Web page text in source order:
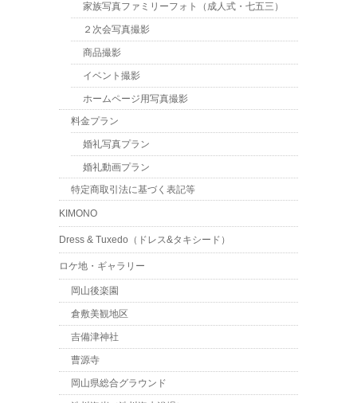
家族写真ファミリーフォト（成人式・七五三）
２次会写真撮影
商品撮影
イベント撮影
ホームページ用写真撮影
料金プラン
婚礼写真プラン
婚礼動画プラン
特定商取引法に基づく表記等
KIMONO
Dress & Tuxedo（ドレス&タキシード）
ロケ地・ギャラリー
岡山後楽園
倉敷美観地区
吉備津神社
曹源寺
岡山県総合グラウンド